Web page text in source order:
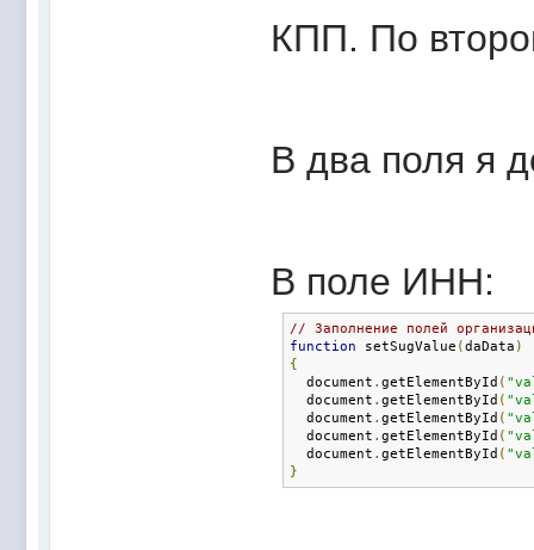
КПП. По
В два поля я
В поле ИНН:
// Заполнение полей
function setSugValue (daData )
{
document . getElementById (
document . getElementById (
document . getElementById (
document . getElementById (
document . getElementById (
}